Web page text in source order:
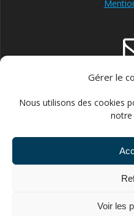
Gérer le
Nous utilisons des cookies
notre
Voir les
06.30.87.13.21 POUR
PUBLIQUES ////